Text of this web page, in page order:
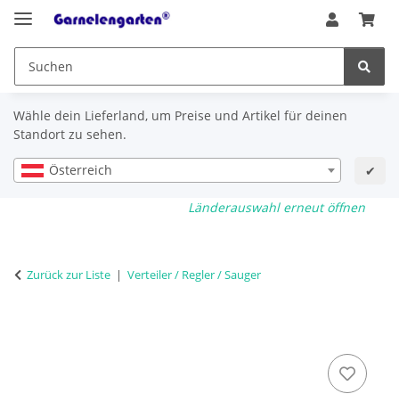
Wähle dein Lieferland, um Preise und Artikel für deinen
Standort zu sehen.
Österreich ✔
Länderauswahl erneut öffnen
Zurück zur Liste Verteiler / Regler / Sauger